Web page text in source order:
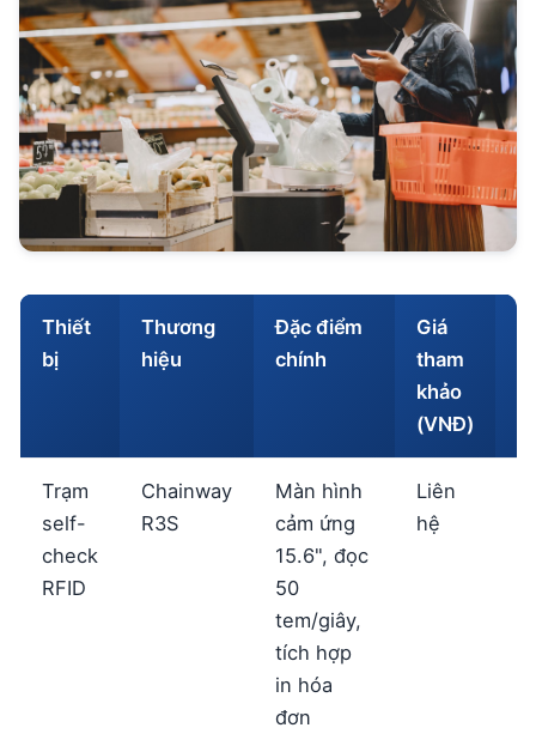
Thiết
bị
Thương
hiệu
Đặc điểm
chính
Giá
tham
khảo
(VNĐ)
Trạm
self-
check
RFID
Chainway
R3S
Màn hình
cảm ứng
15.6", đọc
50
tem/giây,
tích hợp
in hóa
đơn
Liên
hệ